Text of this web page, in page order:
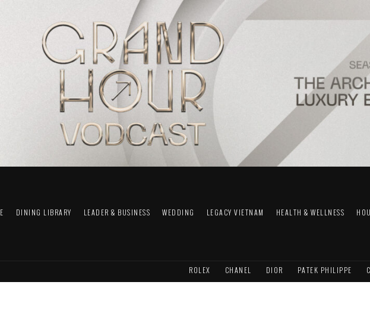
DINING LIBRARY LEADER & BUSINESS WEDDING LEGACY VIETNAM HEALTH & WELLNESS
ROLEX CHANEL DIOR PATEK PHILIPPE